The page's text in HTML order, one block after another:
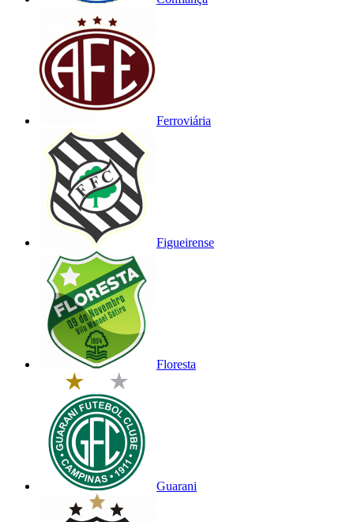
Ferroviária
Figueirense
Floresta
Guarani